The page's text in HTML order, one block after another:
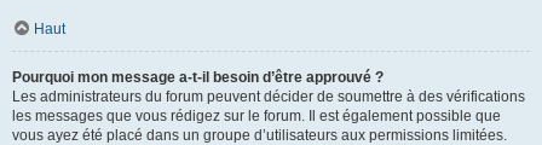
Haut
Pourquoi mon message a-t-il besoin d’être approuvé ?
Les administrateurs du forum peuvent décider de soumettre à des vérifications
les messages que vous rédigez sur le forum. Il est également possible que
vous ayez été placé dans un groupe d’utilisateurs aux permissions limitées.